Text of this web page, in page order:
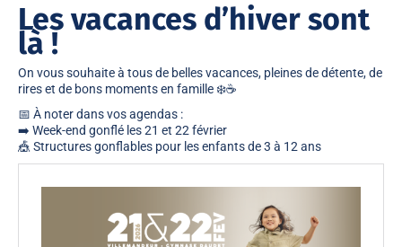
Les vacances d’hiver sont
là !
On vous souhaite à tous de belles vacances, pleines de détente, de
rires et de bons moments en famille ❄️☕
📅 À noter dans vos agendas :
➡️ Week-end gonflé les 21 et 22 février
🎪 Structures gonflables pour les enfants de3 à 12 ans